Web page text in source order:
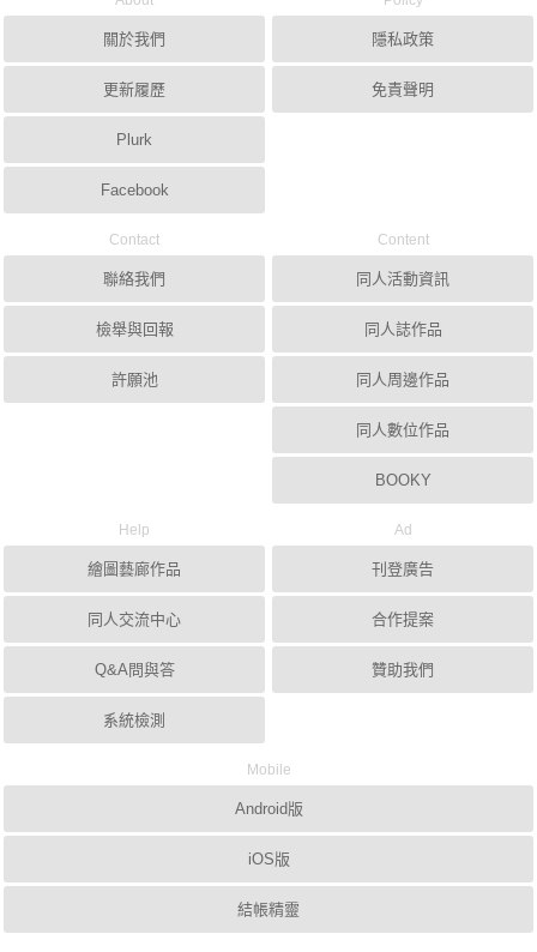
關於我們
更新履歷
Plurk
Facebook
隱私政策
免責聲明
Contact
聯絡我們
檢舉與回報
許願池
Content
同人活動資訊
同人誌作品
同人周邊作品
同人數位作品
BOOKY
Help
繪圖藝廊作品
同人交流中心
Q&A問與答
系統檢測
Ad
刊登廣告
合作提案
贊助我們
Mobile
Android版
iOS版
結帳精靈